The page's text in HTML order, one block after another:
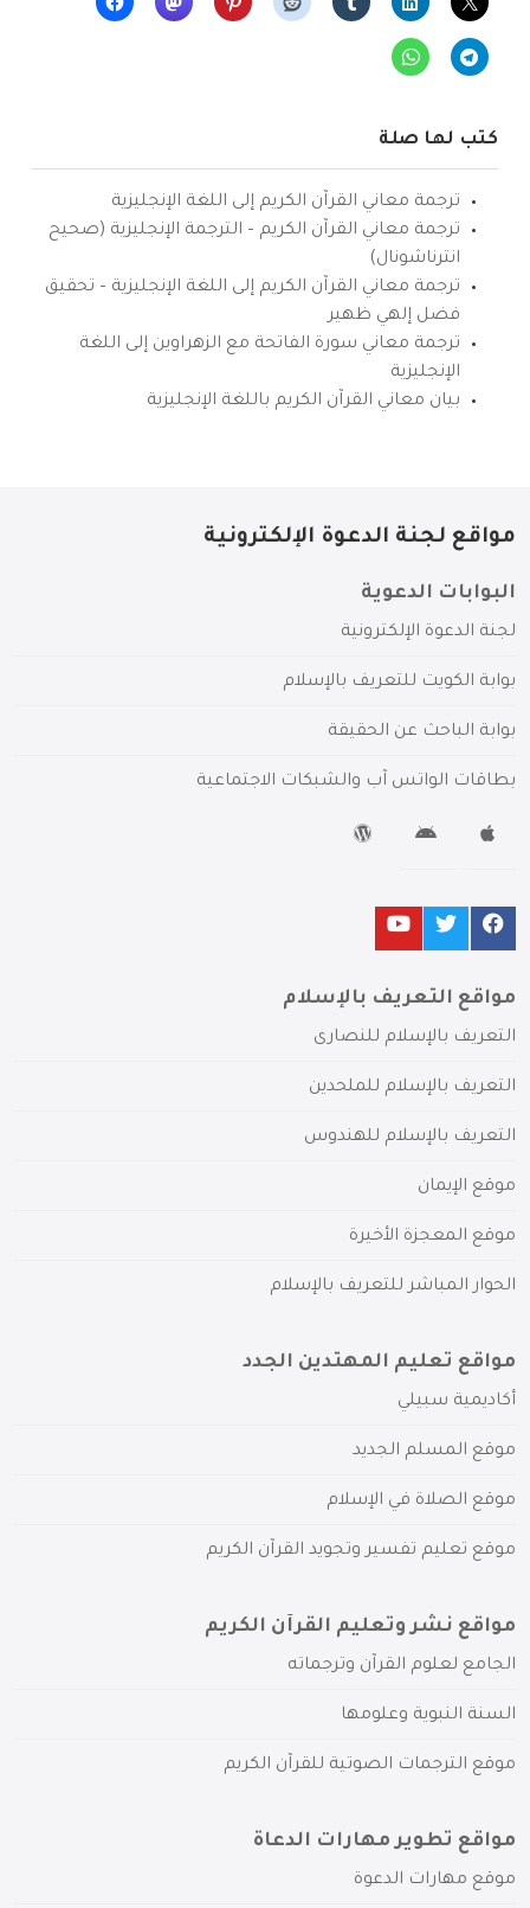
كتب لها صلة
ترجمة معاني القرآن الكريم إلى اللغة الإنجليزية
ترجمة معاني القرآن الكريم – الترجمة الإنجليزية (صحيح
انترناشونال)
ترجمة معاني القرآن الكريم إلى اللغة الإنجليزية – تحقيق
فضل إلهي ظهير
ترجمة معاني سورة الفاتحة مع الزهراوين إلى اللغة
الإنجليزية
بيان معاني القرآن الكريم باللغة الإنجليزية
مواقع لجنة الدعوة الإلكترونية
البوابات الدعوية
لجنة الدعوة الإلكترونية
بوابة الكويت للتعريف بالإسلام
بوابة الباحث عن الحقيقة
بطاقات الواتس آب والشبكات الاجتماعية
مواقع التعريف بالإسلام
التعريف بالإسلام للنصارى
التعريف بالإسلام للملحدين
التعريف بالإسلام للهندوس
موقع الإيمان
موقع المعجزة الأخيرة
الحوار المباشر للتعريف بالإسلام
مواقع تعليم المهتدين الجدد
أكاديمية سبيلي
موقع المسلم الجديد
موقع الصلاة في الإسلام
موقع تعليم تفسير وتجويد القرآن الكريم
مواقع نشر وتعليم القرآن الكريم
الجامع لعلوم القرآن وترجماته
السنة النبوية وعلومها
موقع الترجمات الصوتية للقرآن الكريم
مواقع تطوير مهارات الدعاة
موقع مهارات الدعوة